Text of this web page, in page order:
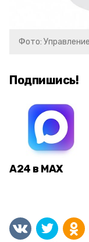
Фото:
Подпишись!
А24 в MAX